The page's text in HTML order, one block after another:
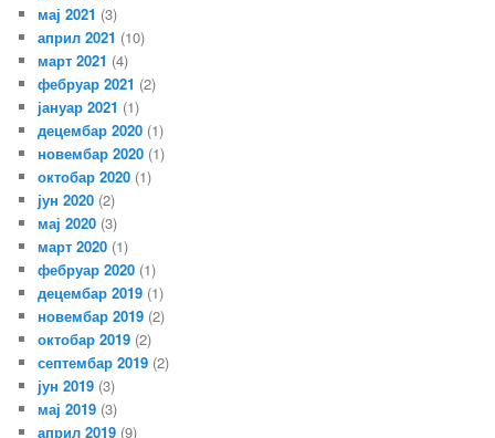
мај 2021 (3)
април 2021 (10)
март 2021 (4)
фебруар 2021 (2)
јануар 2021 (1)
децембар 2020 (1)
новембар 2020 (1)
октобар 2020 (1)
јун 2020 (2)
мај 2020 (3)
март 2020 (1)
фебруар 2020 (1)
децембар 2019 (1)
новембар 2019 (2)
октобар 2019 (2)
септембар 2019 (2)
јун 2019 (3)
мај 2019 (3)
април 2019 (9)